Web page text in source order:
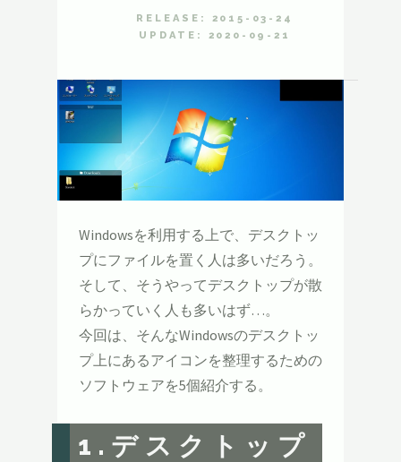
RELEASE: 2015-03-24
UPDATE: 2020-09-21
Windowsを利用する上で、デスクトッ
プにファイルを置く人は多いだろう。
そして、そうやってデスクトップが散
らかっていく人も多いはず…。
今回は、そんなWindowsのデスクトッ
プ上にあるアイコンを整理するための
ソフトウェアを5個紹介する。
1. デスクトップ